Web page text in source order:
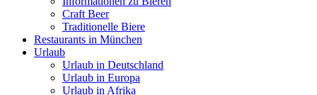
Craft Beer
Traditionelle Biere
Restaurants in München
Urlaub
Urlaub in Deutschland
Urlaub in Europa
Urlaub in Afrika